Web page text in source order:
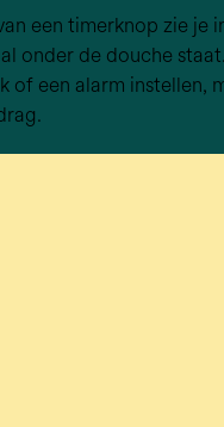
een timerknop zie je
onder de douche
of een alarm instellen,